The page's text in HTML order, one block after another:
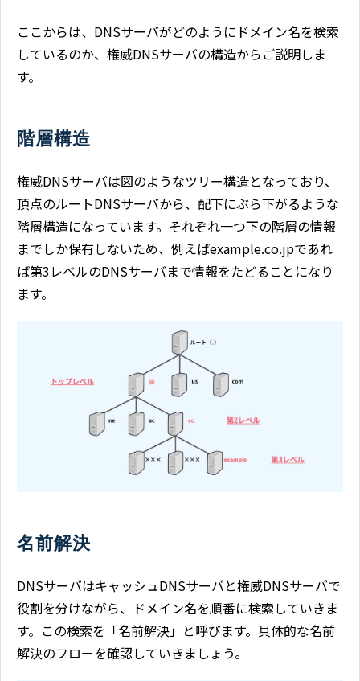
ここからは、DNSサーバがどのようにドメイン名を検索
しているのか、権威DNSサーバの構造からご説明しま
す。
階層構造
権威DNSサーバは図のようなツリー構造となっており、
頂点のルートDNSサーバから、配下にぶら下がるような
階層構造になっています。それぞれ一つ下の階層の情報
までしか保有しないため、例えばexample.co.jpであれ
ば第3レベルのDNSサーバまで情報をたどることになり
ます。
名前解決
DNSサーバはキャッシュDNSサーバと権威DNSサーバで
役割を分けながら、ドメイン名を順番に検索していきま
す。この検索を「名前解決」と呼びます。具体的な名前
解決のフローを確認していきましょう。